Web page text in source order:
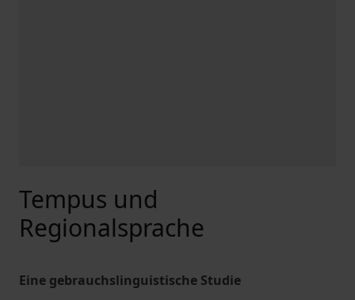
Tempus und
Regionalsprache
Eine gebrauchslinguistische Studie